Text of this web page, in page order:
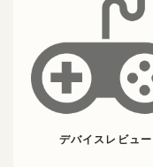
デバイスレビュー